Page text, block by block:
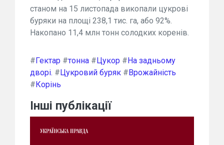
станом на 15 листопада викопали цукрові
буряки на площі 238,1 тис. га, або 92%.
Накопано 11,4 млн тонн солодких коренів.
# Гектар #тонна # Цукор # На задньому
дворі. # Цукровий буряк # Врожайність
# Корінь
Інші публікації